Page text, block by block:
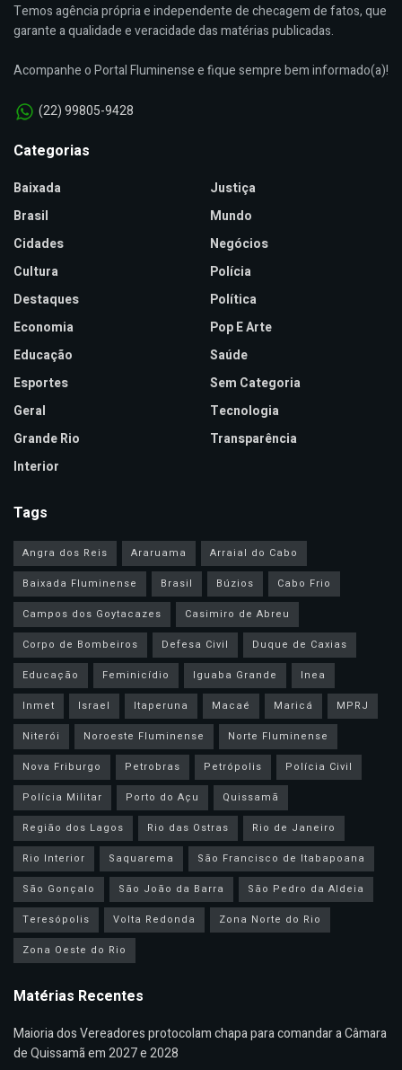
Temos agência própria e independente de checagem de fatos, que
garante a qualidade e veracidade das matérias publicadas.
Acompanhe o Portal Fluminense e fique sempre bem informado(a)!
(22) 99805-9428
Categorias
Baixada
Brasil
Cidades
Cultura
Destaques
Economia
Educação
Esportes
Geral
Grande Rio
Interior
Justiça
Mundo
Negócios
Polícia
Política
Pop E Arte
Saúde
Sem Categoria
Tecnologia
Transparência
Tags
Angra dos Reis Araruama
Arraial do Cabo
Baixada Fluminense
Brasil Búzios
Cabo Frio
Campos dos Goytacazes
Casimiro de Abreu
Corpo de Bombeiros
Defesa Civil
Duque de Caxias
Educação
Feminicídio Iguaba Grande
Inea
Inmet
Israel Itaperuna Macaé Maricá
MPRJ
Niterói
Noroeste Fluminense
Norte Fluminense
Nova Friburgo
Petrobras Petrópolis
Polícia Civil
Polícia Militar
Porto do Açu
Quissamã
Região dos Lagos
Rio das Ostras
Rio de Janeiro
Rio Interior
Saquarema
São Francisco de Itabapoana
São Gonçalo
São João da Barra
São Pedro da Aldeia
Teresópolis
Volta Redonda
Zona Norte do Rio
Zona Oeste do Rio
Matérias Recentes
Maioria dos Vereadores protocolam chapa para comandar a Câmara
de Quissamã em 2027 e 2028